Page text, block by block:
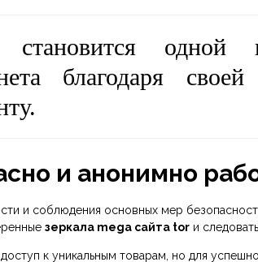
становится
благодаря
и анонимно
и соблюдения основных мер
зеркала mega сайта tor и
к уникальным товарам, но для